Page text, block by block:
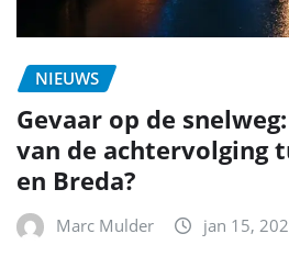
NIEUWS
Gevaar op de
van de achtervolging
en Breda?
Marc Mulder jan 15,